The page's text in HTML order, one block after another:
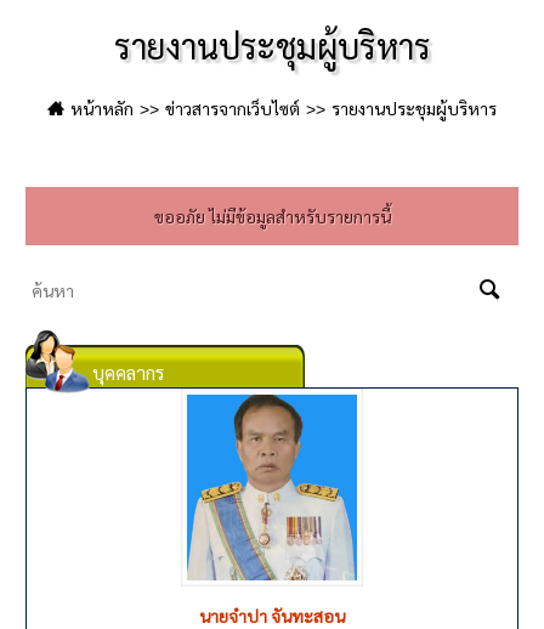
รายงานประชุมผู้บริหาร
หน้าหลัก ข่าวสารจากเว็บไซต์ รายงานประชุมผู้บริหาร
ขออภัย ไม่มีข้อมูลสำหรับรายการนี้
บุคคลากร
นายจำปา จันทะสอน
นายผาแดง คำหงษา